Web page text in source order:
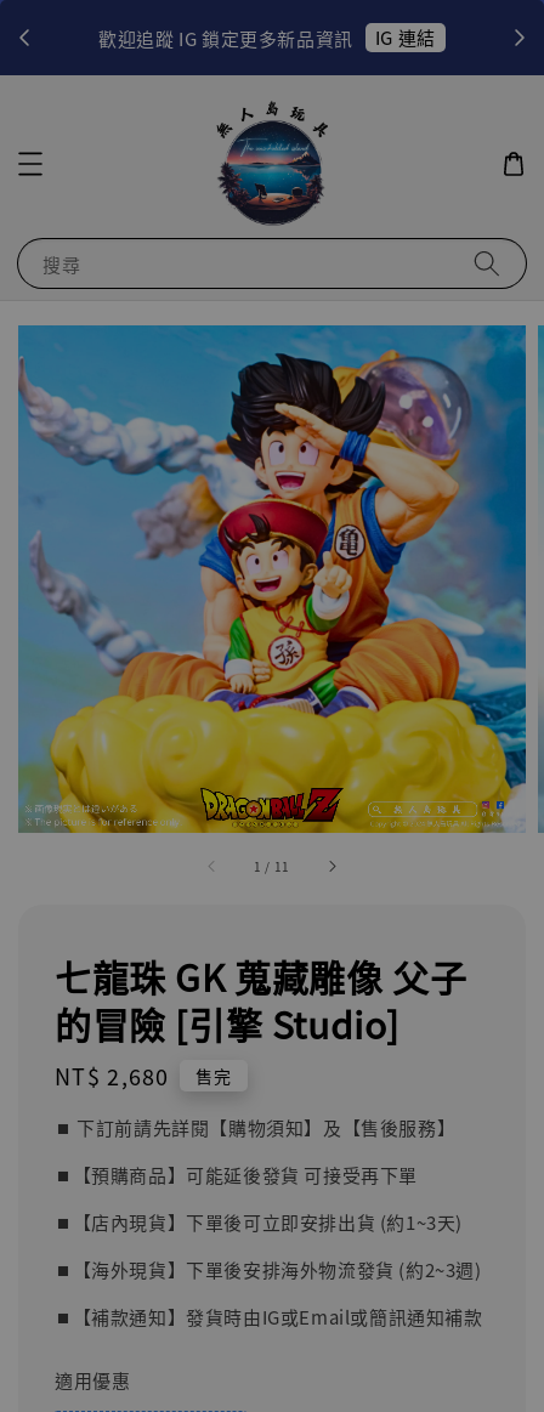
歡迎追蹤 IG 鎖定更多新品資訊 IG 連結
搜尋
1 / 11
七龍珠 GK 蒐藏雕像 父子
的冒險 [引擎 Studio]
Regular
NT$ 2,680 售完
⏹︎ 下訂前請先詳閱【購物須知】及【售後服務】
⏹︎【預購商品】可能延後發貨 可接受再下單
⏹︎【店內現貨】下單後可立即安排出貨 (約1~3天)
⏹︎【海外現貨】下單後安排海外物流發貨 (約2~3週)
⏹︎【補款通知】發貨時由IG或Email或簡訊通知補款
適用優惠